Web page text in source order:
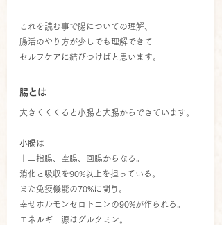
これを読む事で腸についての理解、
腸活のやり方が少しでも理解できて
セルフケアに結びつけばと思います。
腸とは
大きくくくると小腸と大腸からできています。
小腸は
十二指腸、空腸、回腸からなる。
消化と吸収を90%以上を担っている。
また免疫機能の70%に関与。
幸せホルモンセロトニンの90%が作られる。
エネルギー源はグルタミン。